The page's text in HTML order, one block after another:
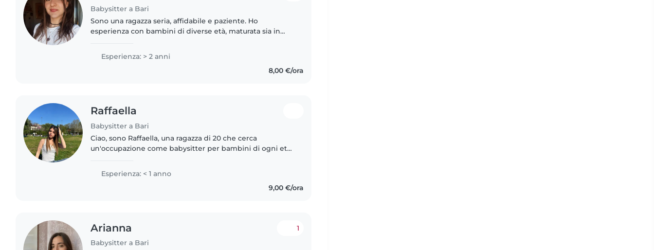
Babysitter a Bari
Sono una ragazza seria, affidabile e paziente. Ho
esperienza con bambini di diverse età, maturata sia in
che mi ha permesso..
Esperienza: > 2 anni
8,00 €/ora
Raffaella
Babysitter a Bari
Ciao, sono Raffaella, una ragazza di 20 che cerca
un'occupazione come babysitter per bambini di ogni età.
Esperienza: < 1 anno
9,00 €/ora
Arianna
Babysitter a Bari
1